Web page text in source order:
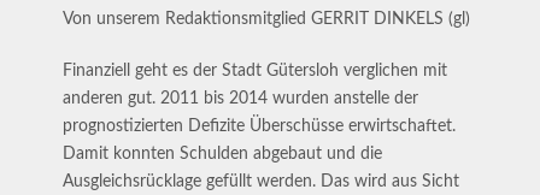
Von unserem Redaktionsmitglied GERRIT DINKELS (gl)
Finanziell geht es der Stadt Gütersloh verglichen mit
anderen gut. 2011 bis 2014 wurden anstelle der
prognostizierten Defizite Überschüsse erwirtschaftet.
Damit konnten Schulden abgebaut und die
Ausgleichsrücklage gefüllt werden. Das wird aus Sicht